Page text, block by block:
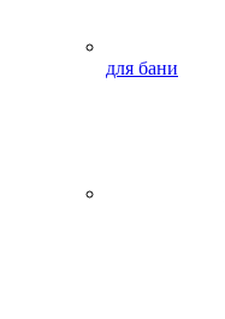
для бани